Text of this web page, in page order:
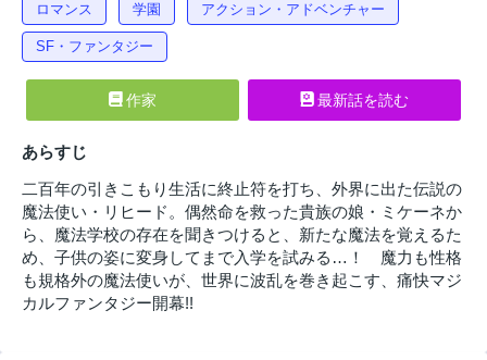
ロマンス 学園 アクション・アドベンチャー
SF・ファンタジー
作家 最新話を読む
あらすじ
二百年の引きこもり生活に終止符を打ち、外界に出た伝説の
魔法使い・リヒード。偶然命を救った貴族の娘・ミケーネか
ら、魔法学校の存在を聞きつけると、新たな魔法を覚えるた
め、子供の姿に変身してまで入学を試みる…！ 魔力も性格
も規格外の魔法使いが、世界に波乱を巻き起こす、痛快マジ
カルファンタジー開幕!!